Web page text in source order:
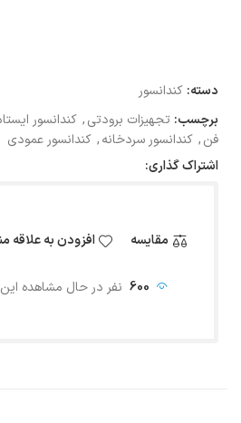
دسته: کندانسور
برچسب: تجهیزات برودتی, کندانسور
فن, کندانسور سردخانه, کندانسور عمودی
اشتراک گذاری:
مقایسه افزودن به علاقه
600 نفر در حال مشاهده